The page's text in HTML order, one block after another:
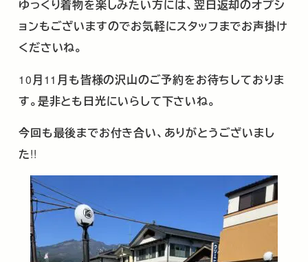
ゆっくり着物を楽しみたい方には、翌日返却のオプシ
ョンもございますのでお気軽にスタッフまでお声掛け
くださいね。
10月11 月も皆様の沢山のご予約をお待ちしておりま
す。是非とも日光にいらして下さいね。
今回も最後までお付き合い、ありがとうございまし
た!!